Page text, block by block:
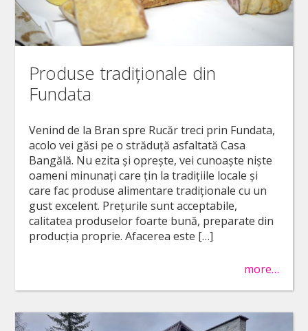
Produse tradiționale din
Fundata
Venind de la Bran spre Rucăr treci prin Fundata,
acolo vei găsi pe o străduță asfaltată Casa
Bangălă. Nu ezita și oprește, vei cunoaște niște
oameni minunați care țin la tradițiile locale și
care fac produse alimentare tradiționale cu un
gust excelent. Prețurile sunt acceptabile,
calitatea produselor foarte bună, preparate din
producția proprie. Afacerea este […]
more…